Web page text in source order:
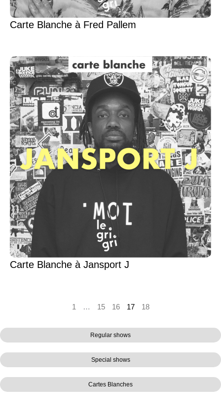
Regular shows
Special shows
Cartes Blanches
Carte Blanche à Fred Pallem
Carte Blanche à Jansport J
1 … 15 16 17 18